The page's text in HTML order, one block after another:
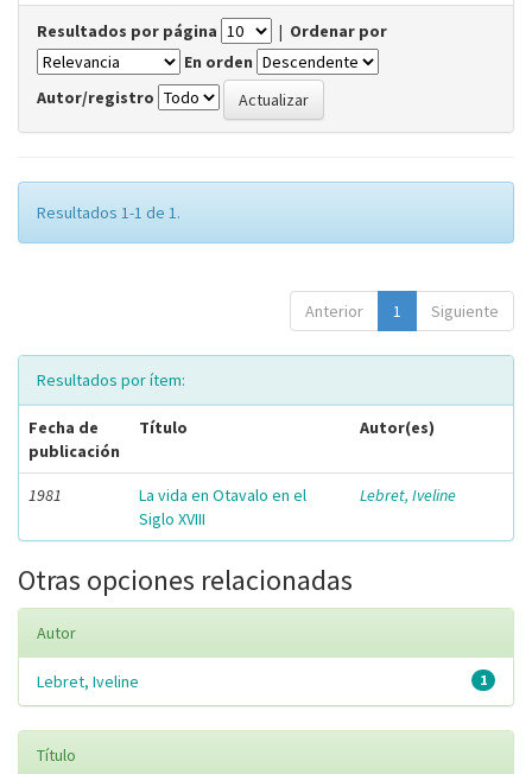
Resultados por página | Ordenar por
En orden
Autor/registro
Resultados 1-1 de 1.
Anterior 1 Siguiente
Resultados por ítem:
Fecha de
publicación
Título Autor(es)
1981
La vida en Otavalo en el
Siglo XVIII
Lebret, Iveline
Otras opciones relacionadas
Autor
1
Lebret, Iveline
Título